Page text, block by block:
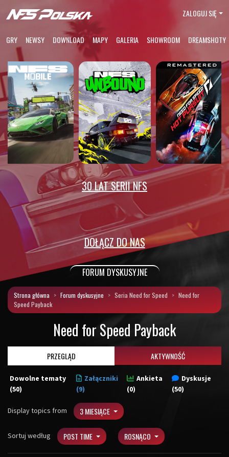
GRY NEWSY DOWNLOAD MAPY GALERIA SHOWROOM DREAMSHOTY
ZALOGUJ SIĘ
30 LAT SERII NFS
DOŁĄCZ DO NAS
FORUM DYSKUSYJNE
Strona główna Forum dyskusyjne Seria Need for Speed
Need for
Speed Payback
Need for Speed Payback
PRZEGLĄD AKTYWNOŚĆ
Dowolne tematy
(50)
Załączniki
(9)
Ankieta
(0)
Dyskusje
(50)
Display topics from 3 MIESIĄCE
Sortuj według POST TIME ROSNĄCO